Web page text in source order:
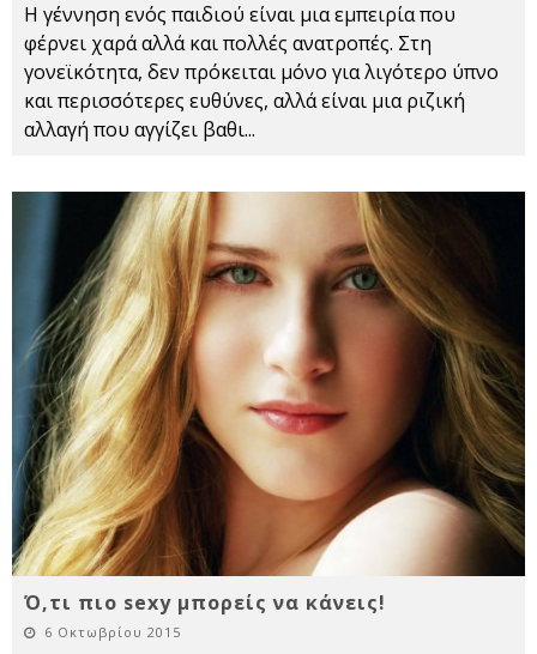
Η γέννηση ενός παιδιού είναι μια εμπειρία που
φέρνει χαρά αλλά και πολλές ανατροπές. Στη
γονεϊκότητα, δεν πρόκειται μόνο για λιγότερο ύπνο
και περισσότερες ευθύνες, αλλά είναι μια ριζική
αλλαγή που αγγίζει βαθι...
Ό,τι πιο sexy μπορείς να κάνεις!
6 Οκτωβρίου 2015